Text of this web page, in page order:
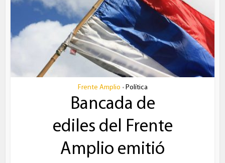
Frente Amplio • Política
Bancada de
ediles del Frente
Amplio emitió